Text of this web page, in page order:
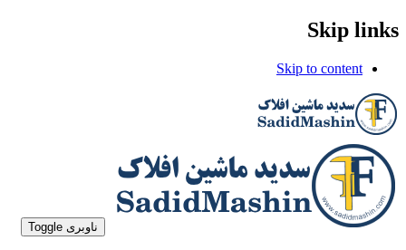
Skip links
Skip to content
ناوبری Toggle